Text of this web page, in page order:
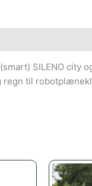
SILENO city
regn til